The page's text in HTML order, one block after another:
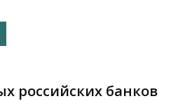
российских банков